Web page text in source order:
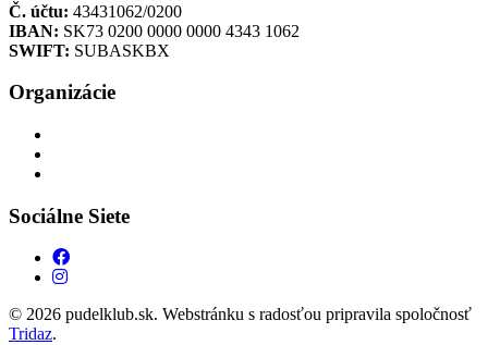
Č. účtu: 43431062/0200
IBAN: SK73 0200 0000 0000 4343 1062
SWIFT: SUBASKBX
Organizácie
Sociálne Siete
© 2026 pudelklub.sk. Webstránku s radosťou pripravila spoločnosť
Tridaz.